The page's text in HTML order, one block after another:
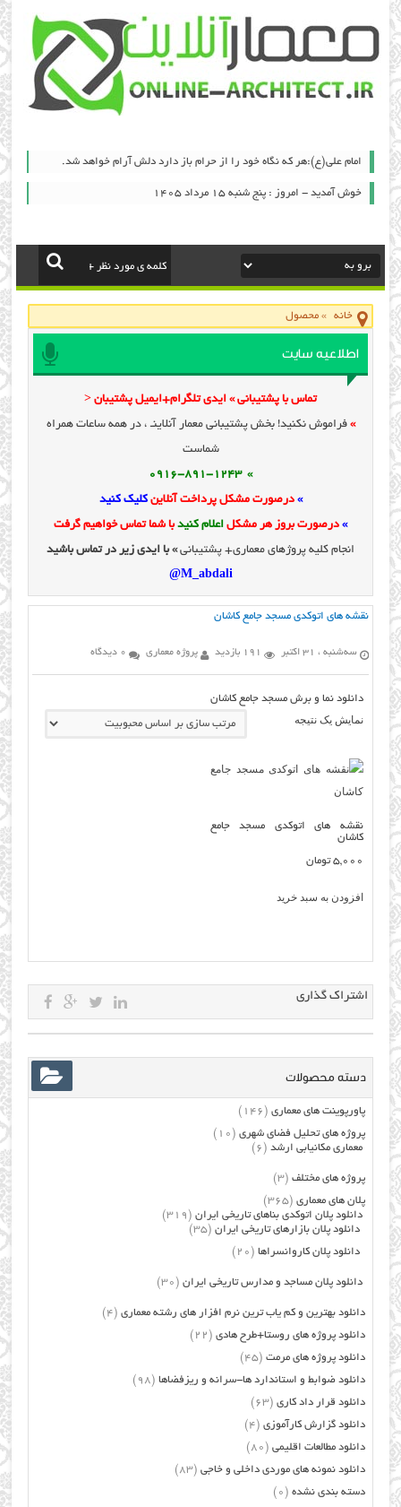
امام علي(ع):هر كه نگاه خود را از حرام باز دارد دلش آرام خواهد شد.
خوش آمدید - امروز : پنج شنبه ۱۵ مرداد ۱۴۰۵
خانه »محصول
اطلاعیه سایت
تماس با پشتیبانی » ایدی تلگرام+ایمیل پشتیبان <
» فراموش نکنید! بخش پشتیبانی معمار آنلاینـ ، در همه ساعات همراه
شماست
» 0916-891-1243
» درصورت مشکل پرداخت آنلاینکلیک کنید
» درصورت بروز هر مشکل اعلام کنیدبا شما تماس خواهیم گرفت
انجام کلیه پروژهای معماری+ پشتیبانی» با ایدی زیر در تماس باشید
M_abdali@
نقشه های اتوکدی مسجد جامع کاشان
سه‌شنبه ، 31 اکتبر 191 بازدید پروژه معماری 0 دیدگاه
دانلود نما و برش مسجد جامع کاشان
نمایش یک نتیجه
نقشه های اتوکدی مسجد جامع
کاشان
5,000 تومان
افزودن به سبد خرید
اشتراک گذاری
دسته محصولات
پاورپوینت های معماری (146)
پروژه های تحلیل فضای شهری (10)
معماری مکانیابی ارشد (6)
پروژه های مختلف (3)
پلان های معماری (365)
دانلود پلان اتوکدی بناهای تاریخی ایران (319)
دانلود پلان بازارهای تاریخی ایران (35)
دانلود پلان کاروانسراها (20)
دانلود پلان مساجد و مدارس تاریخی ایران (30)
دانلود بهترین و کم یاب ترین نرم افزار های رشته معماری (4)
دانلود پروژه های روستا+طرح هادی (22)
دانلود پروژه های مرمت (45)
دانلود ضوابط و استاندارد ها-سرانه و ریزفضاها (98)
دانلود قرار داد کاری (63)
دانلود گزارش کارآموزی (4)
دانلود مطالعات اقلیمی (80)
دانلود نمونه های موردی داخلی و خاجی (83)
دسته بندی نشده (0)